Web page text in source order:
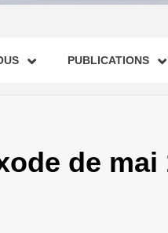
PUBLICATIONS
de